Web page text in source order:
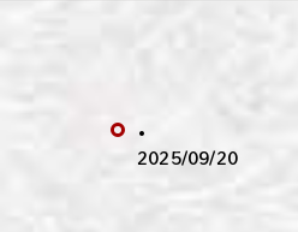
.
2025/09/20